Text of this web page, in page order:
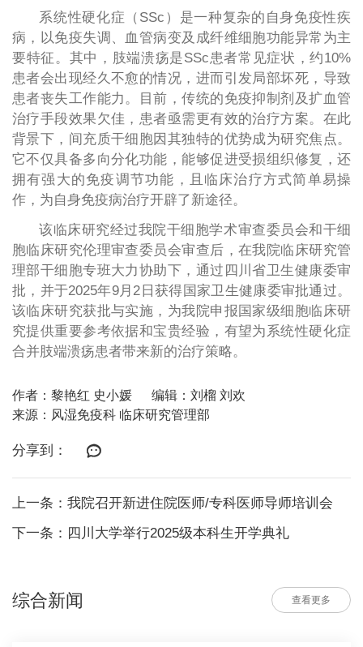
系统性硬化症（SSc）是一种复杂的自身免疫性疾
病，以免疫失调、血管病变及成纤维细胞功能异常为主
要特征。其中，肢端溃疡是SSc患者常见症状，约10%
患者会出现经久不愈的情况，进而引发局部坏死，导致
患者丧失工作能力。目前，传统的免疫抑制剂及扩血管
治疗手段效果欠佳，患者亟需更有效的治疗方案。在此
背景下，间充质干细胞因其独特的优势成为研究焦点。
它不仅具备多向分化功能，能够促进受损组织修复，还
拥有强大的免疫调节功能，且临床治疗方式简单易操
作，为自身免疫病治疗开辟了新途径。
该临床研究经过我院干细胞学术审查委员会和干细
胞临床研究伦理审查委员会审查后，在我院临床研究管
理部干细胞专班大力协助下，通过四川省卫生健康委审
批，并于2025年9月2日获得国家卫生健康委审批通过。
该临床研究获批与实施，为我院申报国家级细胞临床研
究提供重要参考依据和宝贵经验，有望为系统性硬化症
合并肢端溃疡患者带来新的治疗策略。
作者：黎艳红 史小媛
编辑：刘榴 刘欢
来源：风湿免疫科 临床研究管理部
分享到：
上一条：我院召开新进住院医师/专科医师导师培训会
下一条：四川大学举行2025级本科生开学典礼
综合新闻 查看更多